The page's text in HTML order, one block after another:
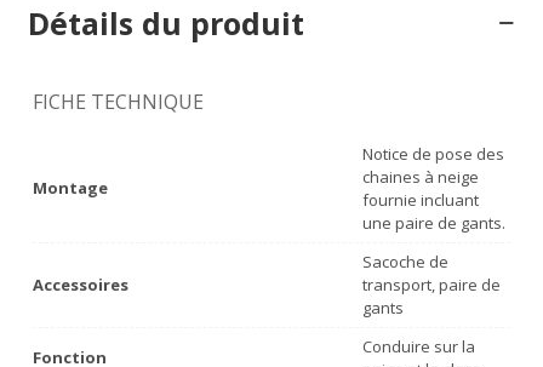
Détails du produit
FICHE TECHNIQUE
Montage
Notice de pose des
chaines à neige
fournie incluant
une paire de gants.
Accessoires
Sacoche de
transport, paire de
gants
Fonction
Conduire sur la